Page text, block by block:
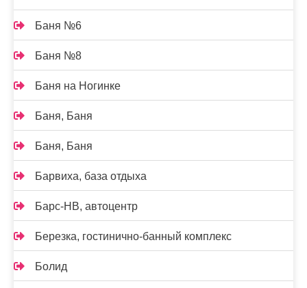
Баня №6
Баня №8
Баня на Ногинке
Баня, Баня
Баня, Баня
Барвиха, база отдыха
Барс-НВ, автоцентр
Березка, гостинично-банный комплекс
Болид